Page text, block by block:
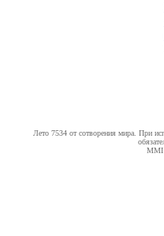
Лето 7534 от сотворения мира. При